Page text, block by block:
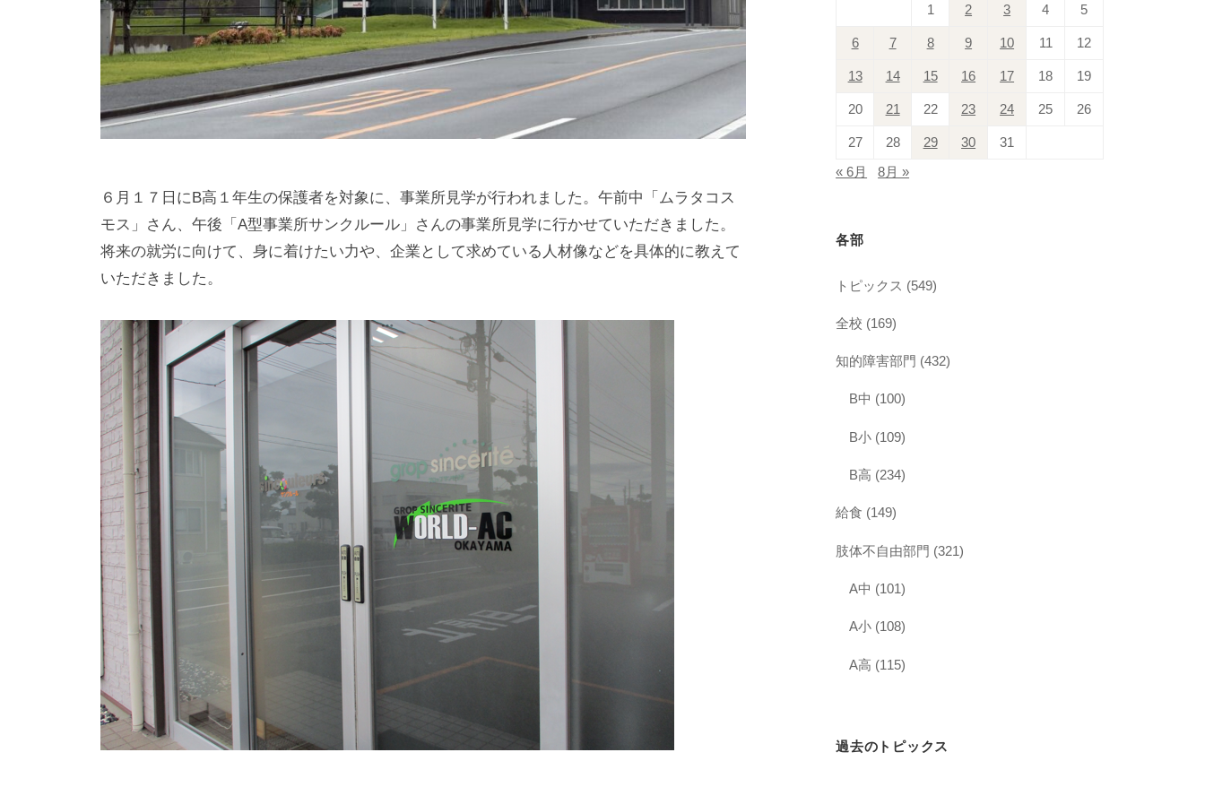
特
別
支
学
す
。
６月１７日にB高１年生の保護者を対象に、事業所見学が行われました。午前中「ムラタコス
モス」さん、午後「A型事業所サンクルール」さんの事業所見学に行かせていただきました。
将来の就労に向けて、身に着けたい力や、企業として求めている人材像などを具体的に教えて
いただきました。
1 2 3 4 5
6 7 8 9 10 11 12
13 14 15 16 17 18 19
20 21 22 23 24 25 26
27 28 29 30 31
« 6月 8月 »
各部
トピックス (549)
全校 (169)
知的障害部門 (432)
B中 (100)
B小 (109)
B高 (234)
給食 (149)
肢体不自由部門 (321)
A中 (101)
A小 (108)
A高 (115)
過去のトピックス